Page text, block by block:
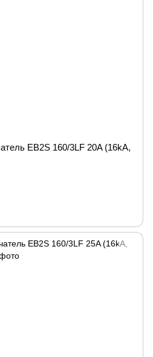
EB2S 160/3LF 20A (16kA,